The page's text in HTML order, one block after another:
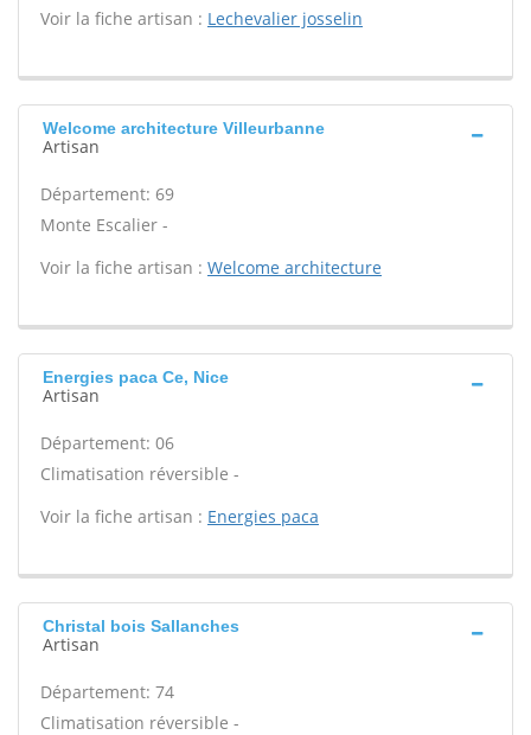
Voir la fiche artisan : Lechevalier josselin
Welcome architecture Villeurbanne
Artisan
Département: 69
Monte Escalier -
Voir la fiche artisan : Welcome architecture
Energies paca Ce, Nice
Artisan
Département: 06
Climatisation réversible -
Voir la fiche artisan : Energies paca
Christal bois Sallanches
Artisan
Département: 74
Climatisation réversible -